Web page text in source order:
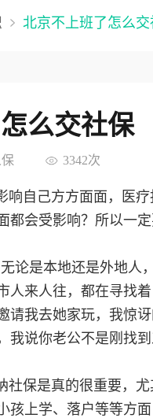
北京不上班了怎么交
么交社保
保 3342次
响自己方方面面，医
都会受影响？所以一
论是本地还是外地人
人来人往，都在寻找
请我去她家玩，我惊
我说你老公不是刚找
社保是真的很重要，
孩上学、落户等等方